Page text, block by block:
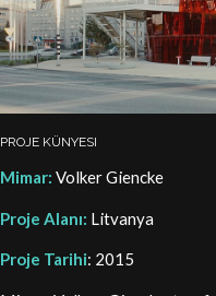
PROJE KÜNYESI
Mimar: Volker Giencke
Proje Alanı: Litvanya
Proje Tarihi: 2015